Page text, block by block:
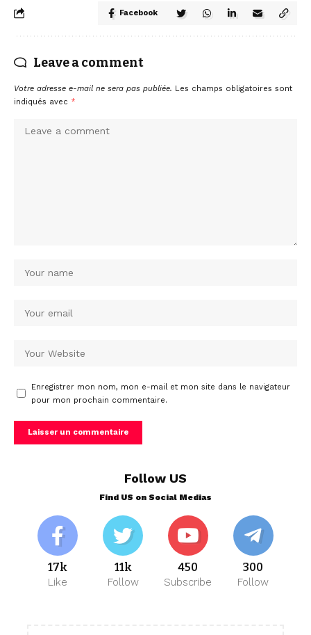
Facebook
Leave a comment
Votre adresse e-mail ne sera pas publiée. Les champs obligatoires sont
indiqués avec *
Enregistrer mon nom, mon e-mail et mon site dans le navigateur
pour mon prochain commentaire.
Follow US
Find US on Social Medias
17k
Like
11k
Follow
450
Subscribe
300
Follow